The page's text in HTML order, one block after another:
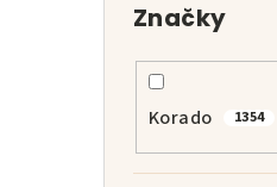
Značky
Korado 1354